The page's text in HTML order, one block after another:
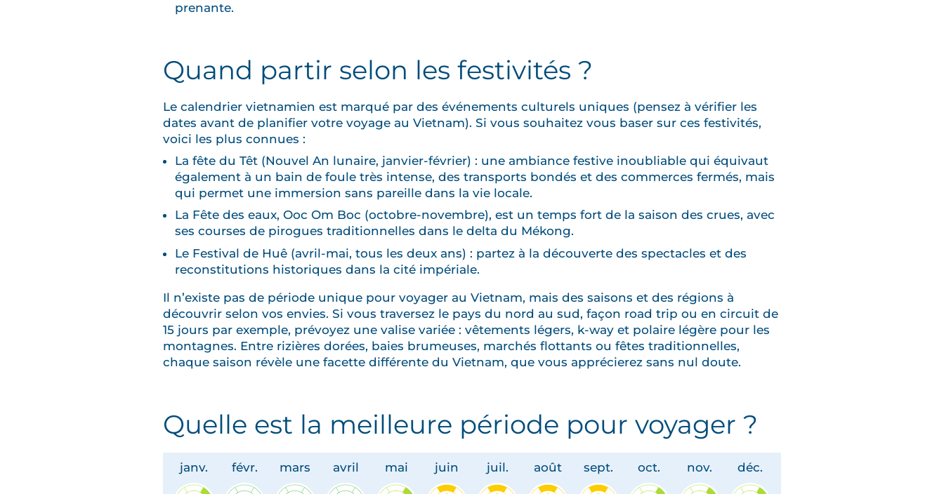
prenante.
Quand partir selon les festivités ?
Le calendrier vietnamien est marqué par des événements culturels uniques (pensez à vérifier les
dates avant de planifier votre voyage au Vietnam). Si vous souhaitez vous baser sur ces festivités,
voici les plus connues :
La fête du Têt (Nouvel An lunaire, janvier-février) : une ambiance festive inoubliable qui équivaut
également à un bain de foule très intense, des transports bondés et des commerces fermés, mais
qui permet une immersion sans pareille dans la vie locale.
La Fête des eaux, Ooc Om Boc (octobre-novembre), est un temps fort de la saison des crues, avec
ses courses de pirogues traditionnelles dans le delta du Mékong.
Le Festival de Huê (avril-mai, tous les deux ans) : partez à la découverte des spectacles et des
reconstitutions historiques dans la cité impériale.
Il n’existe pas de période unique pour voyager au Vietnam, mais des saisons et des régions à
découvrir selon vos envies. Si vous traversez le pays du nord au sud, façon road trip ou en circuit de
15 jours par exemple, prévoyez une valise variée : vêtements légers, k-way et polaire légère pour les
montagnes. Entre rizières dorées, baies brumeuses, marchés flottants ou fêtes traditionnelles,
chaque saison révèle une facette différente du Vietnam, que vous apprécierez sans nul doute.
Quelle est la meilleure période pour voyager ?
janv. févr. mars avril mai juin juil. août sept. oct. nov. déc.